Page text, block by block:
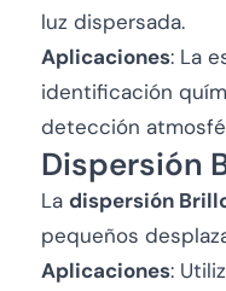
luz dispersada.
Aplicaciones: La
identificación
detección
Dispersión
La dispersión
pequeños
Aplicaciones: